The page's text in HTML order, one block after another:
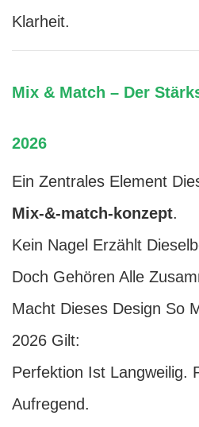
Klarheit.
Mix & Match – Der
2026
Ein Zentrales Element
Mix-&-match-konzept.
Kein Nagel Erzählt
Doch Gehören Alle
Macht Dieses Design So
2026 Gilt:
Perfektion Ist Langweilig.
Aufregend.